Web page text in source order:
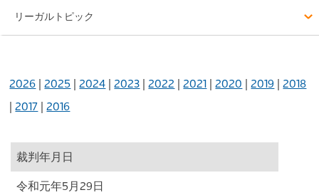
リーガルトピック
2026 |2025 |2024 |2023 |2022 |2021 |2020 |2019 |2018
|2017 |2016
裁判年月日
令和元年5月29日